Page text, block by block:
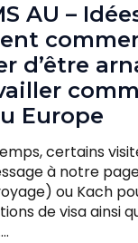
AU –
d’être
Europe
certains
à notre
ou Kach
de visa ainsi